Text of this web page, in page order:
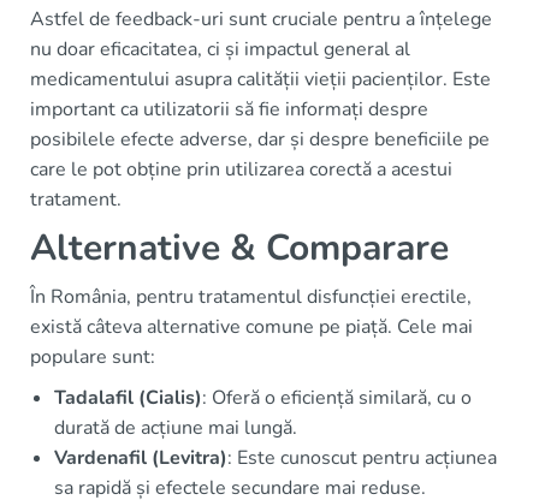
Astfel de feedback-uri sunt cruciale pentru a înțelege
nu doar eficacitatea, ci și impactul general al
medicamentului asupra calității vieții pacienților. Este
important ca utilizatorii să fie informați despre
posibilele efecte adverse, dar și despre beneficiile pe
care le pot obține prin utilizarea corectă a acestui
tratament.
Alternative & Comparare
În România, pentru tratamentul disfuncției erectile,
există câteva alternative comune pe piață. Cele mai
populare sunt:
Tadalafil (Cialis): Oferă o eficiență similară, cu o
durată de acțiune mai lungă.
Vardenafil (Levitra): Este cunoscut pentru acțiunea
sa rapidă și efectele secundare mai reduse.